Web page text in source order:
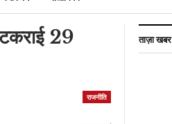
29
राजनीति
ताज़ा खबर
अन्न सेवा में गांव का एक शख्स